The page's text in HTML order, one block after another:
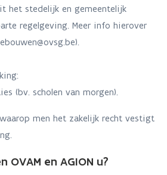
het stedelijk en gemeentelijk
regelgeving. Meer info hierover
(bv. scholen van morgen).
men het zakelijk recht vestigt
OVAM en AGION u?